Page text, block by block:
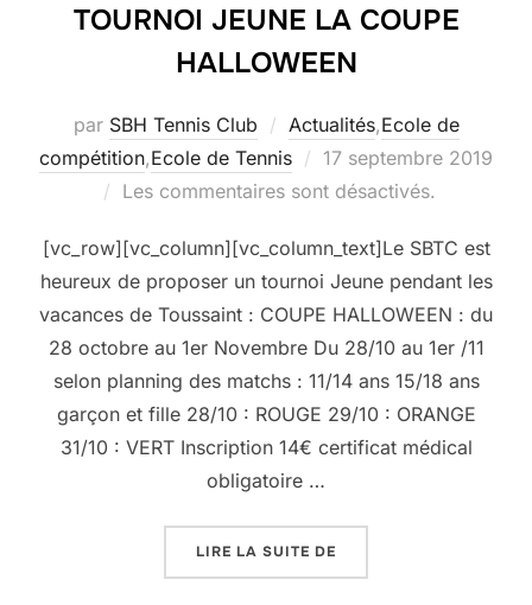
TOURNOI JEUNE LA COUPE
HALLOWEEN
par SBH Tennis Club Actualités,Ecole de
compétition,Ecole de Tennis
Publié
le
17 septembre 2019
Les commentaires sont désactivés.
[vc_row][vc_column][vc_column_text]Le SBTC est
heureux de proposer un tournoi Jeune pendant les
vacances de Toussaint : COUPE HALLOWEEN : du
28 octobre au 1er Novembre Du 28/10 au 1er /11
selon planning des matchs : 11/14 ans 15/18 ans
garçon et fille 28/10 : ROUGE 29/10 : ORANGE
31/10 : VERT Inscription 14€ certificat médical
obligatoire …
LIRE LA SUITE DE